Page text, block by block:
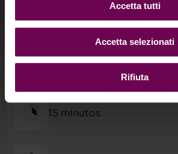
Accetta tutti
Accetta selezionati
Rifiuta
tendência à acne, o protocolo se adapta
necessidades e tonalidades.
O PRX-PLUS oferece uma experiência
provocar descamação intensa,
imediato às atividades.
Sem agulhas
A aplicação é tópica, indolor e não
busca conforto aliado a resultados
15 minutos